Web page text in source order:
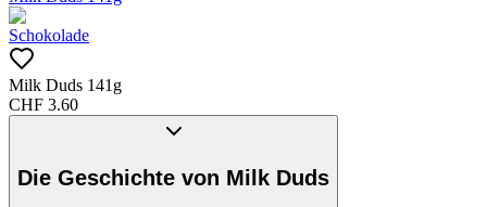
Schokolade
Milk Duds 141g
CHF 3.60
Die Geschichte von Milk Duds